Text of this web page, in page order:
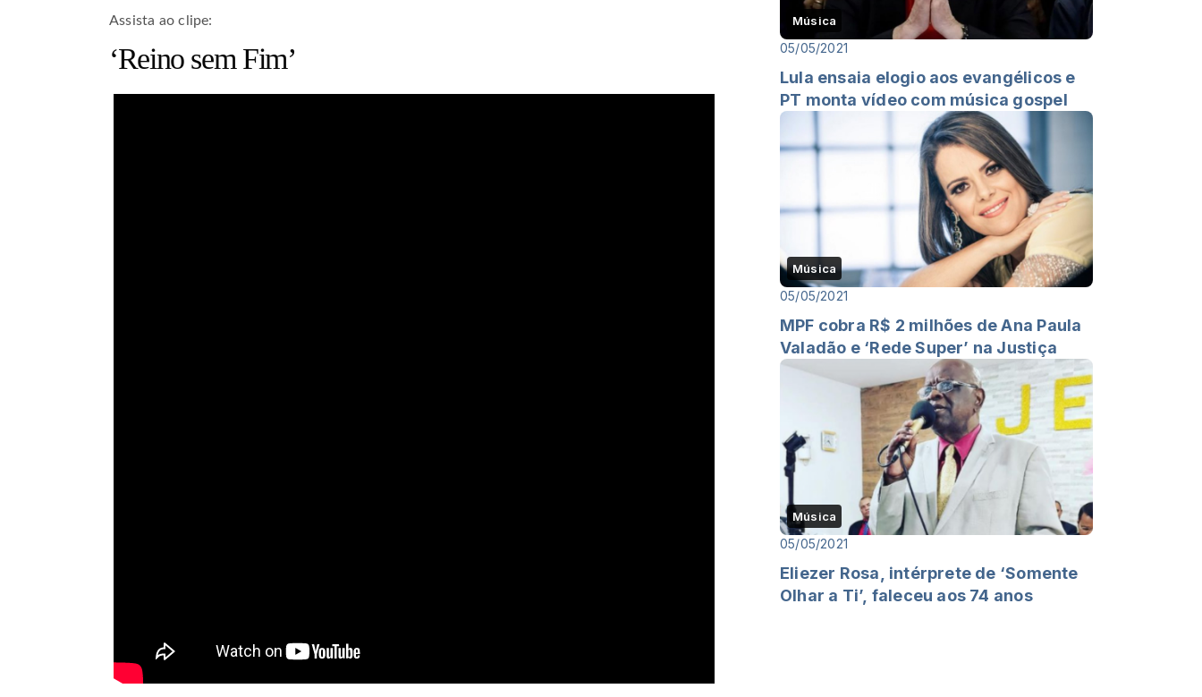
Assista ao clipe:
‘Reino sem Fim’
Música
05/05/2021
Lula ensaia elogio aos evangélicos e
PT monta vídeo com música gospel
Música
05/05/2021
MPF cobra R$ 2 milhões de Ana Paula
Valadão e ‘Rede Super’ na Justiça
Música
05/05/2021
Eliezer Rosa, intérprete de ‘Somente
Olhar a Ti’, faleceu aos 74 anos